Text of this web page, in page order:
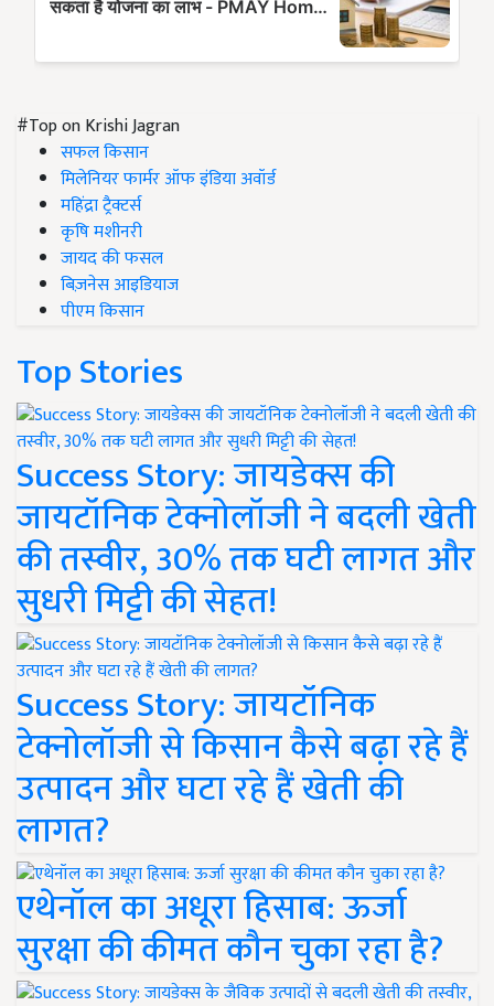
#Top on Krishi Jagran
सफल किसान
मिलेनियर फार्मर ऑफ इंडिया अवॉर्ड
महिंद्रा ट्रैक्टर्स
कृषि मशीनरी
जायद की फसल
बिज़नेस आइडियाज
पीएम किसान
Top Stories
Success Story: जायडेक्स की
जायटॉनिक टेक्नोलॉजी ने बदली खेती
की तस्वीर, 30% तक घटी लागत और
सुधरी मिट्टी की सेहत!
Success Story: जायटॉनिक
टेक्नोलॉजी से किसान कैसे बढ़ा रहे हैं
उत्पादन और घटा रहे हैं खेती की
लागत?
एथेनॉल का अधूरा हिसाब: ऊर्जा
सुरक्षा की कीमत कौन चुका रहा है?